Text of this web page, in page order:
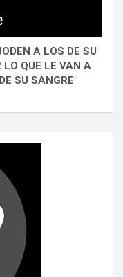
A LOS DE SU
LO QUE LE VAN A
SU SANGRE"